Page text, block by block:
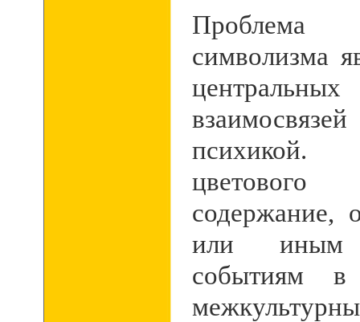
символизма
психикой.
содержание,
или иным
событиям